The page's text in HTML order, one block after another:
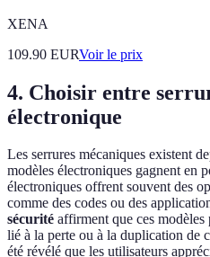
XENA
109.90 EURVoir le prix
4. Choisir entre
électronique
Les serrures mécaniques existent
modèles électroniques gagnent en
électroniques offrent souvent des
comme des codes ou des
sécurité affirment que ces
lié à la perte ou à la duplication de
été révélé que les utilisateurs